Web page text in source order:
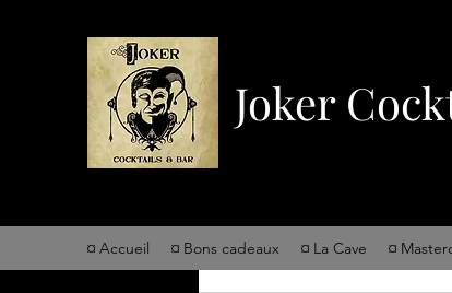
Joker
¤ Accueil ¤ Bons cadeaux ¤ La Cave ¤